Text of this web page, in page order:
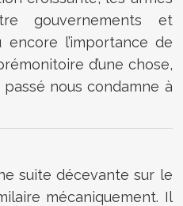
gouvernements et
l’importance de
d’une chose,
passé nous condamne à
suite décevante sur le
mécaniquement. Il